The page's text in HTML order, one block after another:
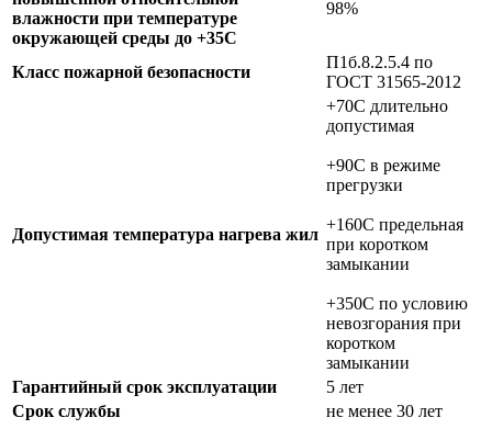
влажности при температуре
окружающей среды до +35C
98%
Класс пожарной безопасности
П1б.8.2.5.4 по
ГОСТ 31565-2012
Допустимая температура нагрева жил
+70C длительно
допустимая
+90C в режиме
прегрузки
+160C предельная
при коротком
замыкании
+350C по условию
невозгорания при
коротком
замыкании
Гарантийный срок эксплуатации
5 лет
Срок службы
не менее 30 лет